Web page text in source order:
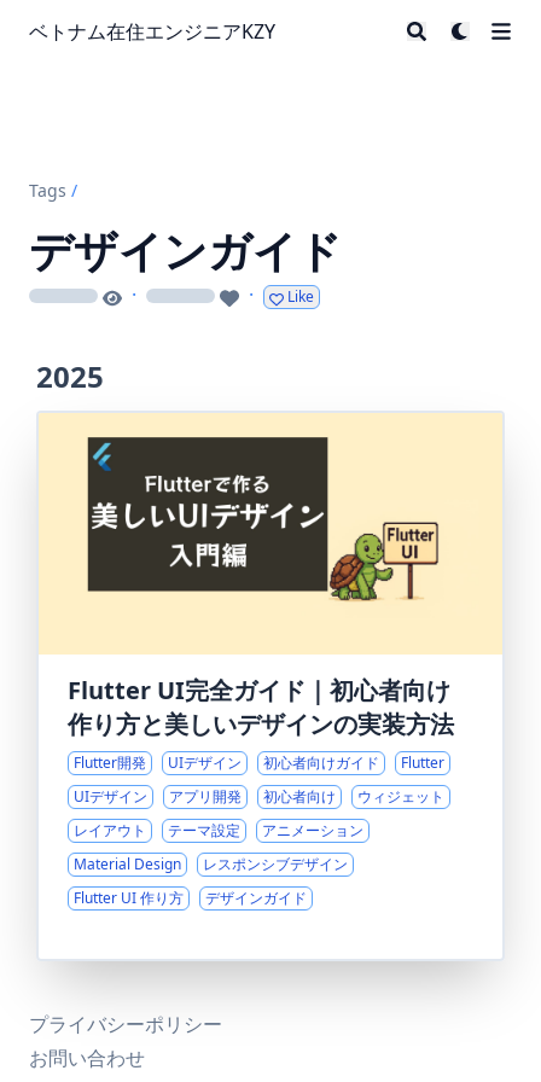
ベトナム在住エンジニアKZY
Tags /
デザインガイド
loading · loading · Like
2025
Flutter UI完全ガイド｜初心者向け
作り方と美しいデザインの実装方法
Flutter開発 UIデザイン 初心者向けガイド
Flutter
UIデザイン
アプリ開発 初心者向け
ウィジェット
レイアウト
テーマ設定
アニメーション
Material Design
レスポンシブデザイン
Flutter UI 作り方
デザインガイド
プライバシーポリシー
お問い合わせ